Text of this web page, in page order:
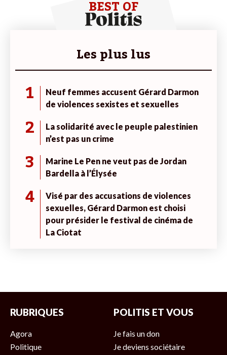
BEST OF
Les plus lus
1
Neuf femmes accusent Gérard Darmon
de violences sexistes et sexuelles
2
La solidarité avec le peuple palestinien
n’est pas un crime
3
Marine Le Pen ne veut pas de Jordan
Bardella à l’Élysée
4
Visé par des accusations de violences
sexuelles, Gérard Darmon est choisi
pour présider le festival de cinéma de
La Ciotat
RUBRIQUES
Agora
Politique
POLITIS ET VOUS
Je fais un don
Je deviens sociétaire